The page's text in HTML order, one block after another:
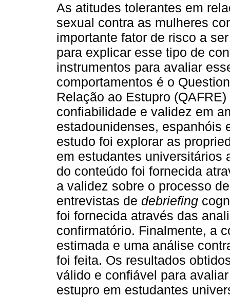
As atitudes tolerantes em
sexual contra as mulheres
importante fator de risco a
para explicar esse tipo de
instrumentos para avaliar
comportamentos é o
Relação ao Estupro
confiabilidade e validez em
estadounidenses, espanhóis
estudo foi explorar as
em estudantes universitários
do conteúdo foi fornecida
a validez sobre o processo
entrevistas de debriefing
foi fornecida através das
confirmatório. Finalmente, a
estimada e uma análise
foi feita. Os resultados
válido e confiável para
estupro em estudantes